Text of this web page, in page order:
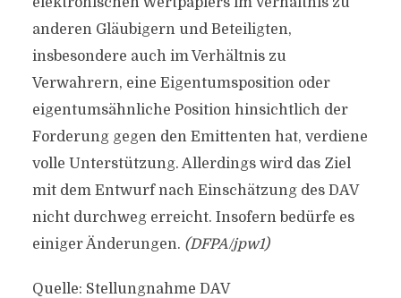
anderen Gläubigern und Beteiligten,
insbesondere auch im Verhältnis zu
Verwahrern, eine Eigentumsposition oder
eigentumsähnliche Position hinsichtlich der
Forderung gegen den Emittenten hat, verdiene
volle Unterstützung. Allerdings wird das Ziel
mit dem Entwurf nach Einschätzung des DAV
nicht durchweg erreicht. Insofern bedürfe es
einiger Änderungen. (DFPA/jpw1)
Quelle: Stellungnahme DAV